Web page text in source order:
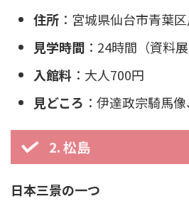
住所 ：宮城県仙台市青葉
見学時間 ：24時間（資料
入館料 ：大人700円
見どころ ：伊達政宗騎馬
2. 松島
日本三景の一つ